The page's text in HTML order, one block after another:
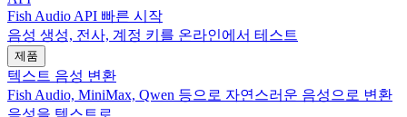
Fish Audio API 빠른 시작
음성 생성, 전사, 계정 키를 온라인에서 테스트
제품
텍스트 음성 변환
Fish Audio, MiniMax, Qwen 등으로 자연스러운 음성으로 변환
음성을 텍스트로